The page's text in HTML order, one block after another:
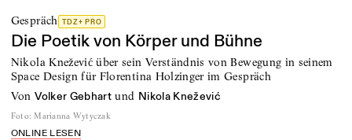
Gespräch TDZ+ PRO
Die Poetik von Körper und Bühne
Nikola Knežević über sein Verständnis von Bewegung in seinem
Space Design für Florentina Holzinger im Gespräch
von Volker Gebhart und Nikola Knežević
Foto: Marianna Wytyczak
ONLINE LESEN